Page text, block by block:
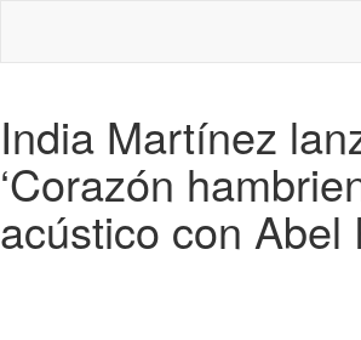
India Martínez
‘Corazón
acústico con Abel